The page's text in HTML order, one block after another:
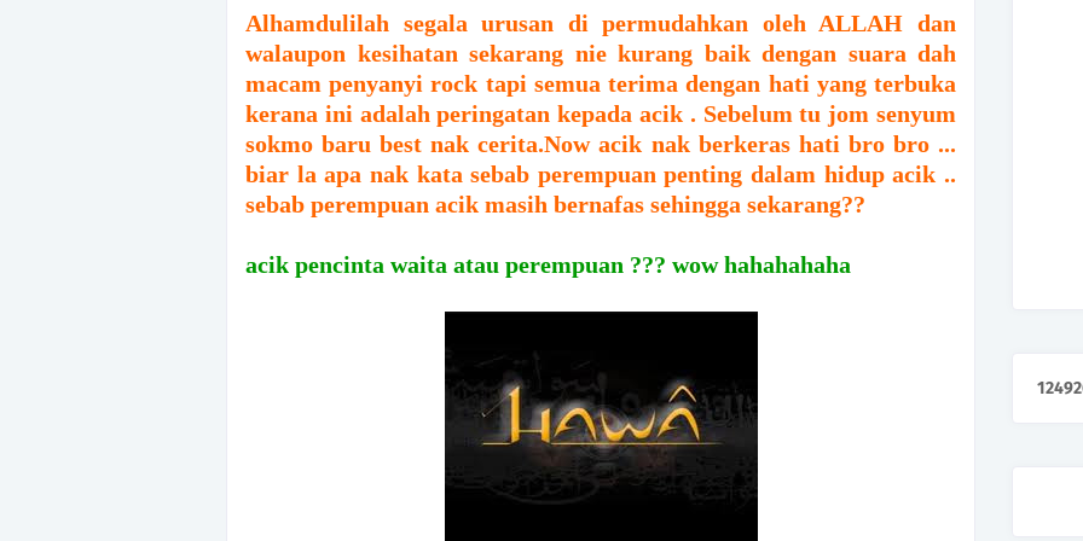
Alhamdulilah segala urusan di permudahkan oleh ALLAH dan
walaupon kesihatan sekarang nie kurang baik dengan suara dah
macam penyanyi rock tapi semua terima dengan hati yang terbuka
kerana ini adalah peringatan kepada acik . Sebelum tu jom senyum
sokmo baru best nak cerita.Now acik nak berkeras hati bro bro ...
biar la apa nak kata sebab perempuan penting dalam hidup acik ..
sebab perempuan acik masih bernafas sehingga sekarang??
acik pencinta waita atau perempuan ??? wow hahahahaha
12492